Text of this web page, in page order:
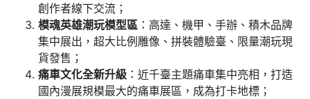
創作者線下交流；
模魂英雄潮玩模型區 ：高達、機甲、手辦、積木品牌
集中展出，超大比例雕像、拼裝體驗臺、限量潮玩現
貨發售；
痛車文化全新升級 ：近千臺主題痛車集中亮相，打造
國內漫展規模最大的痛車展區，成為打卡地標；